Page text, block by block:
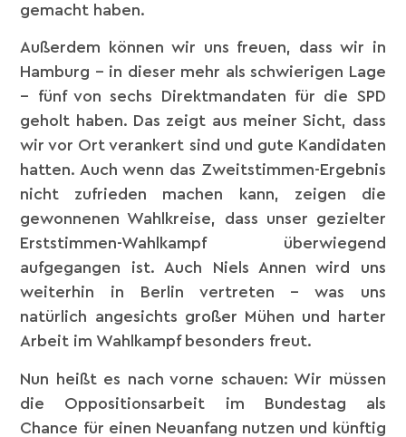
gemacht haben.
Außerdem können wir uns freuen, dass wir in
Hamburg – in dieser mehr als schwierigen Lage
– fünf von sechs Direktmandaten für die SPD
geholt haben. Das zeigt aus meiner Sicht, dass
wir vor Ort verankert sind und gute Kandidaten
hatten. Auch wenn das Zweitstimmen-Ergebnis
nicht zufrieden machen kann, zeigen die
gewonnenen Wahlkreise, dass unser gezielter
Erststimmen-Wahlkampf überwiegend
aufgegangen ist. Auch Niels Annen wird uns
weiterhin in Berlin vertreten – was uns
natürlich angesichts großer Mühen und harter
Arbeit im Wahlkampf besonders freut.
Nun heißt es nach vorne schauen: Wir müssen
die Oppositionsarbeit im Bundestag als
Chance für einen Neuanfang nutzen und künftig